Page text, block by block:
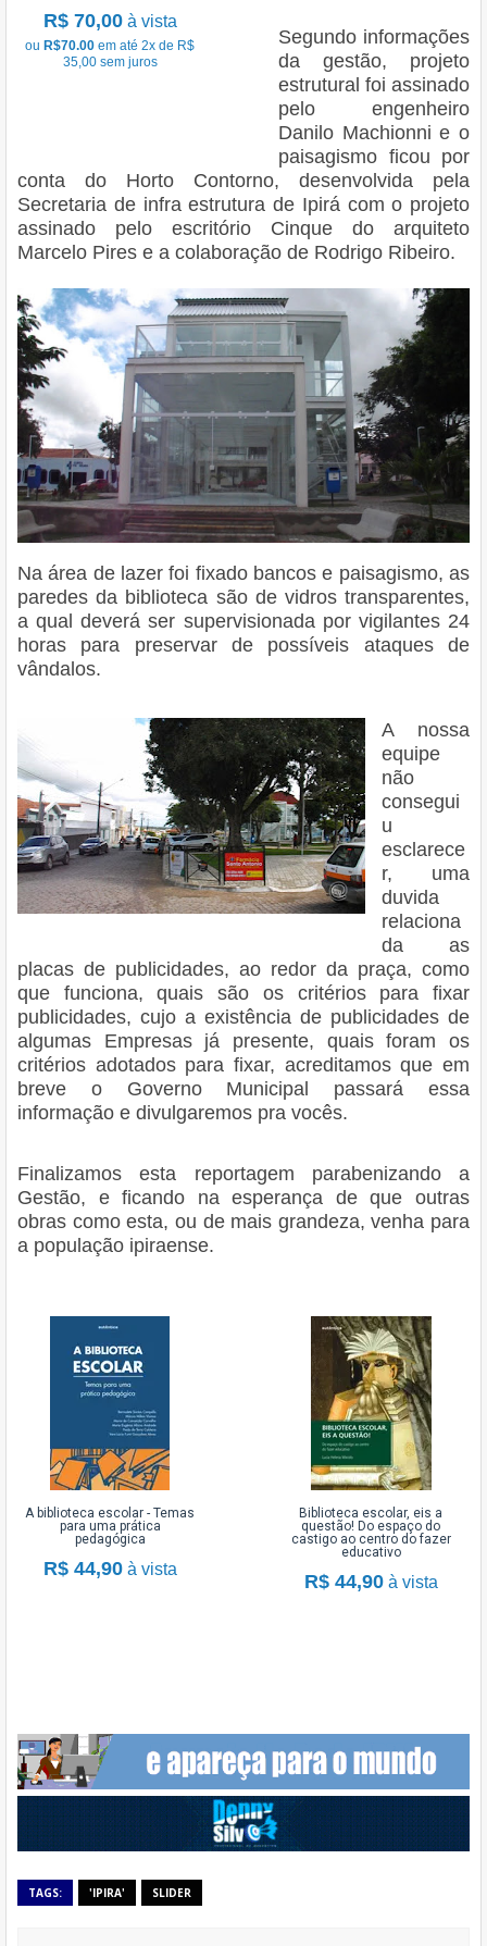
R$ 70,00à vista
ou R$70.00 em até 2x de R$
35,00 sem juros
Segundo informações
da gestão, projeto
estrutural foi assinado
pelo engenheiro
Danilo Machionni e o
paisagismo ficou por
conta do Horto Contorno, desenvolvida pela
Secretaria de infra estrutura de Ipirá com o projeto
assinado pelo escritório Cinque do arquiteto
Marcelo Pires e a colaboração de Rodrigo Ribeiro.
Na área de lazer foi fixado bancos e paisagismo, as
paredes da biblioteca são de vidros transparentes,
a qual deverá ser supervisionada por vigilantes 24
horas para preservar de possíveis ataques de
vândalos.
A nossa
equipe
não
consegui
u
esclarece
r, uma
duvida
relaciona
da as
placas de publicidades, ao redor da praça, como
que funciona, quais são os critérios para fixar
publicidades, cujo a existência de publicidades de
algumas Empresas já presente, quais foram os
critérios adotados para fixar, acreditamos que em
breve o Governo Municipal passará essa
informação e divulgaremos pra vocês.
Finalizamos esta reportagem parabenizando a
Gestão, e ficando na esperança de que outras
obras como esta, ou de mais grandeza, venha para
a população ipiraense.
A biblioteca escolar - Temas
para uma prática
pedagógica
R$ 44,90à vista
Biblioteca escolar, eis a
questão! Do espaço do
castigo ao centro do fazer
educativo
R$ 44,90à vista
TAGS: 'IPIRA' SLIDER